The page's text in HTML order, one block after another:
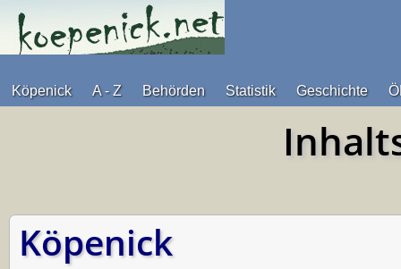
Köpenick A - Z Behörden Statistik Geschichte
Köpenick